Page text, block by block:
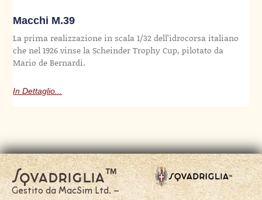
Macchi M.39
La prima realizzazione in scala 1/32 dell’idrocorsa italiano
che nel 1926 vinse la Scheinder Trophy Cup, pilotato da
Mario de Bernardi.
In Dettaglio...
Squadriglia™
Gestito da MacSim Ltd. –